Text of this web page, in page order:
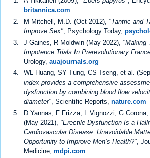
britannica.com
M Mitchell, M.D. (Oct 2012), "Tantric and
Improve Sex" , Psychology Today,
J Gaines, R Moldwin (May 2022), "Making
Impotence Trials In Prerevolutionary
Urology, auajournals.org
WL Huang, SY Tung, CS Tseng, et al.
index provides a comprehensive
dysfunction by combining blood flow
diameter", Scientific Reports, nature.com
D Yannas, F Frizza, L Vignozzi, G
(May 2021), "Erectile Dysfunction Is a
Cardiovascular Disease: Unavoidable
Opportunity to Improve Men’s Health?",
Medicine, mdpi.com